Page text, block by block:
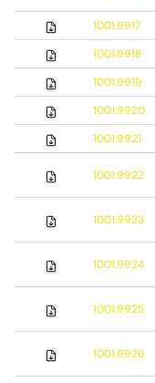
1001.9917
1001.9918
1001.9919
1001.9920
1001.9921
1001.9922
1001.9923
1001.9924
1001.9925
1001.9926